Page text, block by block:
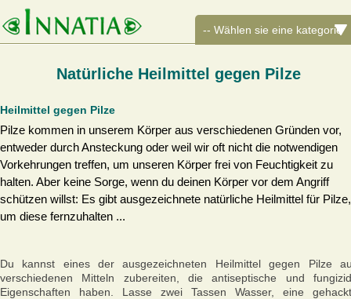
Natürliche Heilmittel gegen Pilze
Heilmittel gegen Pilze
Pilze kommen in unserem Körper aus verschiedenen Gründen vor,
entweder durch Ansteckung oder weil wir oft nicht die notwendigen
Vorkehrungen treffen, um unseren Körper frei von Feuchtigkeit zu
halten. Aber keine Sorge, wenn du deinen Körper vor dem Angriff
schützen willst: Es gibt ausgezeichnete natürliche Heilmittel für Pilze,
um diese fernzuhalten ...
Du kannst eines der ausgezeichneten Heilmittel gegen Pilze
verschiedenen Mitteln zubereiten, die antiseptische und
Eigenschaften haben. Lasse zwei Tassen Wasser, eine